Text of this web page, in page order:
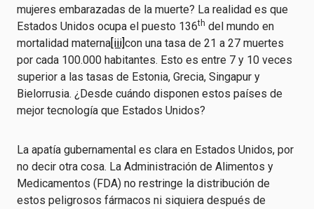
mujeres embarazadas de la muerte? La realidad es que
Estados Unidos ocupa el puesto 136th del mundo en
mortalidad materna[iii]con una tasa de 21 a 27 muertes
por cada 100.000 habitantes. Esto es entre 7 y 10 veces
superior a las tasas de Estonia, Grecia, Singapur y
Bielorrusia. ¿Desde cuándo disponen estos países de
mejor tecnología que Estados Unidos?
La apatía gubernamental es clara en Estados Unidos, por
no decir otra cosa. La Administración de Alimentos y
Medicamentos (FDA) no restringe la distribución de
estos peligrosos fármacos ni siquiera después de